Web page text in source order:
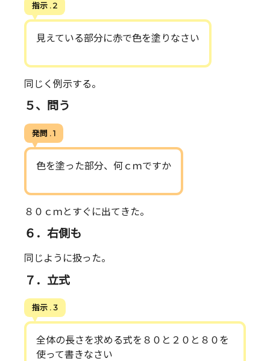
指示 . 2
見えている部分に赤で色を塗りなさい
同じく例示する。
５、問う
発問 . 1
色を塗った部分、何ｃｍですか
８０ｃｍとすぐに出てきた。
６．右側も
同じように扱った。
７．立式
指示 . 3
全体の長さを求める式を８０と２０と８０を
使って書きなさい